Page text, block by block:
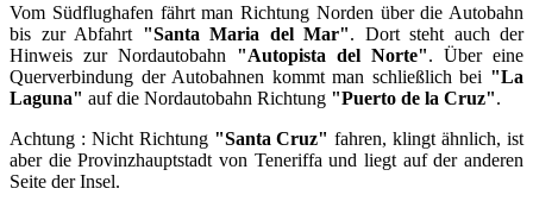
Vom Südflughafen fährt man Richtung Norden über die Autobahn
bis zur Abfahrt "Santa Maria del Mar". Dort steht auch der
Hinweis zur Nordautobahn "Autopista del Norte". Über eine
Querverbindung der Autobahnen kommt man schließlich bei "La
Laguna" auf die Nordautobahn Richtung "Puerto de la Cruz".
Achtung : Nicht Richtung "Santa Cruz" fahren, klingt ähnlich, ist
aber die Provinzhauptstadt von Teneriffa und liegt auf der anderen
Seite der Insel.